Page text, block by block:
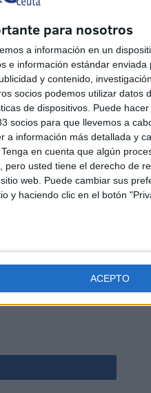
para nosotros
a información en un
e información estándar enviada
y contenido,
socios podemos utilizar datos
de dispositivos. Puede
socios para que llevemos a
a información más detallada y
Tenga en cuenta que algún
usted tiene el derecho de
web. Puede cambiar sus
y haciendo clic en el botón
ACEPTO
todos sobre estas
que quiere hacer
en Marruecos,
más proclive a
regiones más